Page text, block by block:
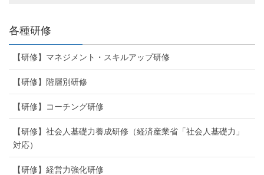
各種研修
【研修】マネジメント・スキルアップ研修
【研修】階層別研修
【研修】コーチング研修
【研修】社会人基礎力養成研修（経済産業省「社会人基礎力」
対応）
【研修】経営力強化研修